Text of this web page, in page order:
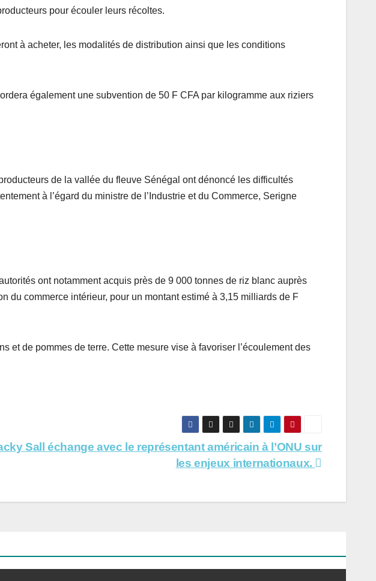
pour écouler leurs récoltes.
à acheter, les modalités de distribution ainsi que les conditions
également une subvention de 50 F CFA par kilogramme aux riziers
de la vallée du fleuve Sénégal ont dénoncé les difficultés
à l’égard du ministre de l’Industrie et du Commerce, Serigne
ont notamment acquis près de 9 000 tonnes de riz blanc auprès
du commerce intérieur, pour un montant estimé à 3,15 milliards de F
et de pommes de terre. Cette mesure vise à favoriser l’écoulement des
Sall échange avec le représentant américain à l’ONU sur
les enjeux internationaux.